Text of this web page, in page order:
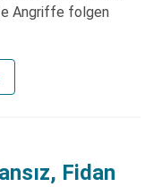
Angriffe folgen
Fidan